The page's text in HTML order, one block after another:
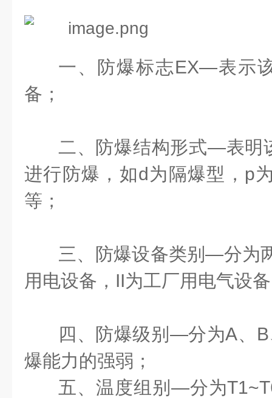
一、防爆标志EX—表示
备；
二、防爆结构形式—表明
进行防爆，如d为隔爆型，p
等；
三、防爆设备类别—分为
用电设备，II为工厂用电气设
四、防爆级别 —分为A、B
爆能力的强弱；
五、温度组别 —分为